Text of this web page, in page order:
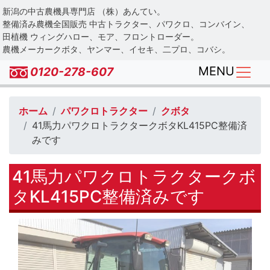
Skip
to
main
content
新潟の中古農機具専門店 （株）あんてい。
整備済み農機全国販売 中古トラクター、パワクロ、コンバイン、
田植機 ウィングハロー、モア、フロントローダー。
農機メーカークボタ、ヤンマー、イセキ、二プロ、コバシ。
0120-278-607 MENU
ホーム パワクロトラクター
クボタ
41馬力パワクロトラクタークボタKL415PC整備済
みです
41馬力パワクロトラクタークボ
タKL415PC整備済みです